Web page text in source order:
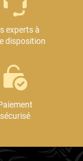
experts à
disposition
sécurisé